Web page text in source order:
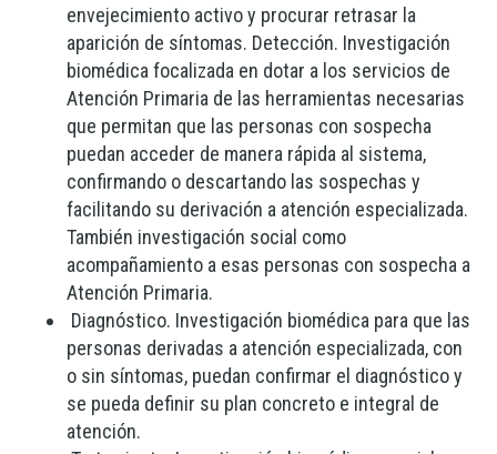
envejecimiento activo y procurar retrasar la
aparición de síntomas. Detección. Investigación
biomédica focalizada en dotar a los servicios de
Atención Primaria de las herramientas necesarias
que permitan que las personas con sospecha
puedan acceder de manera rápida al sistema,
confirmando o descartando las sospechas y
facilitando su derivación a atención especializada.
También investigación social como
acompañamiento a esas personas con sospecha a
Atención Primaria.
Diagnóstico. Investigación biomédica para que las
personas derivadas a atención especializada, con
o sin síntomas, puedan confirmar el diagnóstico y
se pueda definir su plan concreto e integral de
atención.